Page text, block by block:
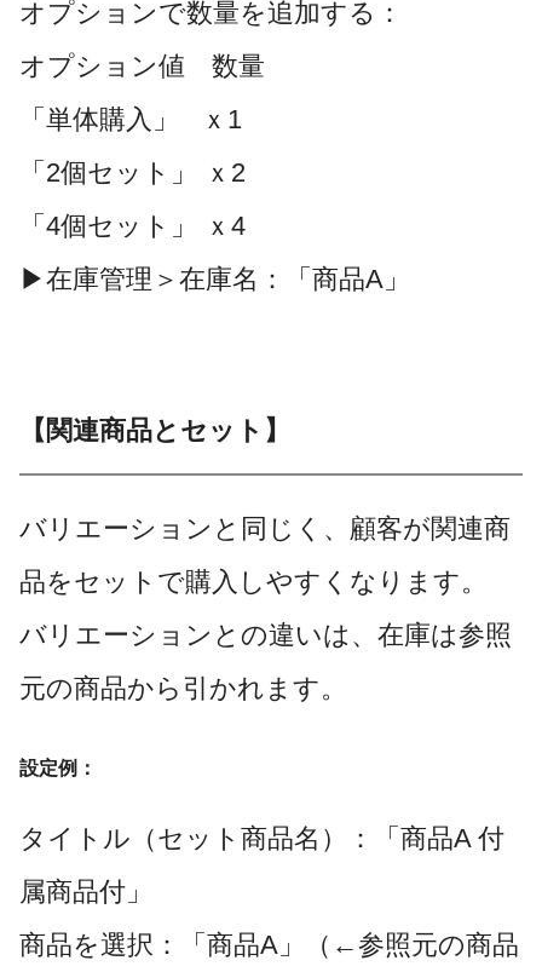
オプションで数量を追加する：
オプション値 数量
「単体購入」 ｘ1
「2個セット」 ｘ2
「4個セット」 ｘ4
▶在庫管理＞在庫名：「商品A」
【関連商品とセット】
バリエーションと同じく、顧客が関連商
品をセットで購入しやすくなります。
バリエーションとの違いは、在庫は参照
元の商品から引かれます。
設定例：
タイトル（セット商品名）：「商品A 付
属商品付」
商品を選択：「商品A」（←参照元の商品